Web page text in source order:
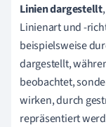
Linien dargestellt
Linienart und -
beispielsweise
dargestellt,
beobachtet,
wirken, durch
repräsentiert